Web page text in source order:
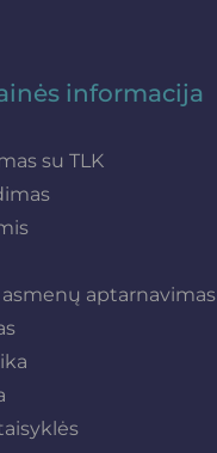
informacija
su TLK
aptarnavimas